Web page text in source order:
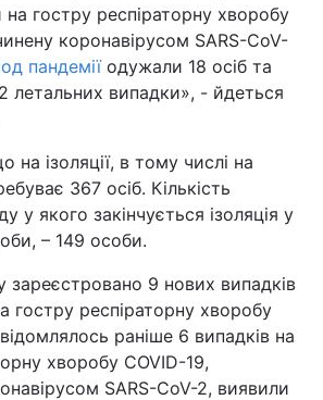
гостру респіраторну хворобу
коронавірусом SARS-CoV-
пандеміїодужали 18 осіб та
летальних випадки», - йдеться
на ізоляції, в тому числі на
367 осіб. Кількість
у якого закінчується ізоляція у
– 149 особи.
зареєстровано 9 нових випадків
гостру респіраторну хворобу
раніше 6 випадків на
хворобу COVID-19,
SARS-CoV-2, виявили